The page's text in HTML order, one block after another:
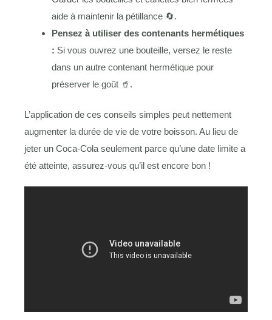
aide à maintenir la pétillance 🔄.
Pensez à utiliser des contenants hermétiques
: Si vous ouvrez une bouteille, versez le reste
dans un autre contenant hermétique pour
préserver le goût 🥤.
L’application de ces conseils simples peut nettement
augmenter la durée de vie de votre boisson. Au lieu de
jeter un Coca-Cola seulement parce qu’une date limite a
été atteinte, assurez-vous qu’il est encore bon !